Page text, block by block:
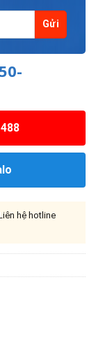
hệ hotline